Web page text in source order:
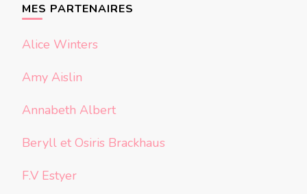
MES PARTENAIRES
Alice Winters
Amy Aislin
Annabeth Albert
Beryll et Osiris Brackhaus
F.V Estyer